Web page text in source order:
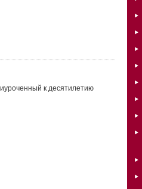
к десятилетию